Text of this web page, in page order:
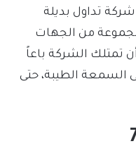
تداول بديلة
من الجهات
تمتلك الشركة باعاً
السمعة الطيبة، حتى